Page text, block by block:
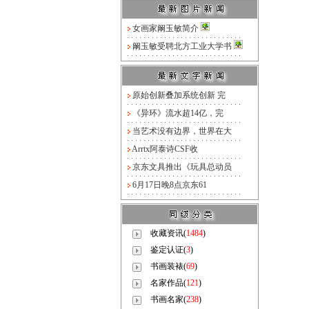
女画家阚玉敏简介
阚玉敏受聘北方工业大学书
原始创新叠加系统创新 完
《异环》流水超14亿，完
当艺术没有边界，世界在大
Arrtx阿泰诗CSF收
京东文具推出《玩具总动员
6月17日晚8点京东61
收藏资讯(1484)
鉴定认证(3)
书画装裱(69)
名家作品(121)
书画名家(238)